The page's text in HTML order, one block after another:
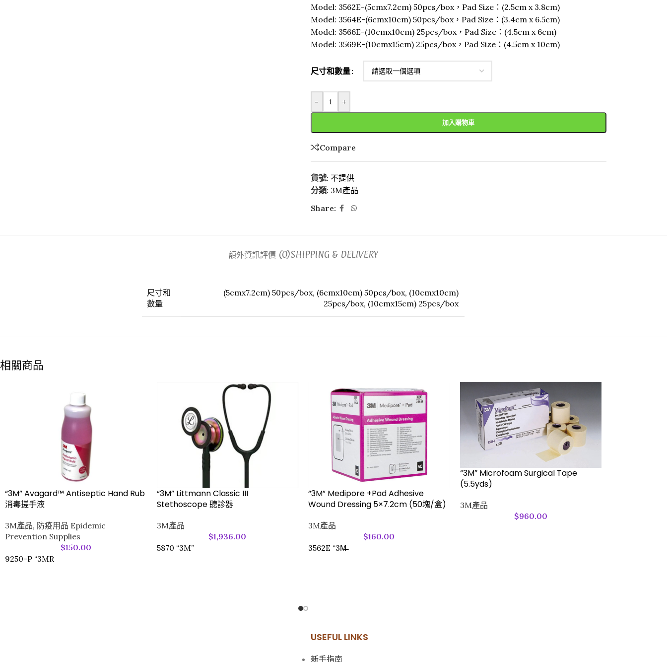
Model: 3562E-(5cmx7.2cm) 50pcs/box，Pad Size：(2.5cm x 3.8cm)
Model: 3564E-(6cmx10cm) 50pcs/box，Pad Size：(3.4cm x 6.5cm)
Model: 3566E-(10cmx10cm) 25pcs/box，Pad Size：(4.5cm x 6cm)
Model: 3569E-(10cmx15cm) 25pcs/box，Pad Size：(4.5cm x 10cm)
尺寸和數量
- +
加入購物車
Compare
貨號: 不提供
分類: 3M產品
Share:
額外資訊評價 (0)SHIPPING & DELIVERY
尺寸和
數量
(5cmx7.2cm) 50pcs/box, (6cmx10cm) 50pcs/box, (10cmx10cm)
25pcs/box, (10cmx15cm) 25pcs/box
相關商品
“3M” Avagard™ Antiseptic Hand Rub
消毒搓手液
3M產品, 防疫用品 Epidemic
Prevention Supplies
$150.00
9250-P “3MR
“3M” Littmann Classic III
Stethoscope 聽診器
3M產品
$1,936.00
5870 “3M”
“3M” Medipore +Pad Adhesive
Wound Dressing 5×7.2cm (50塊/盒)
3M產品
$160.00
3562E “3M̶
“3M” Microfoam Surgical Tape
(5.5yds)
3M產品
$960.00
USEFUL LINKS
新手指南